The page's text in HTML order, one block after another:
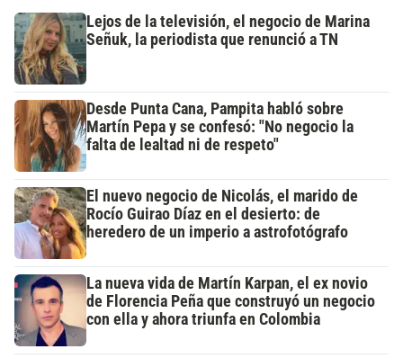
Lejos de la televisión, el negocio de Marina
Señuk, la periodista que renunció a TN
Desde Punta Cana, Pampita habló sobre
Martín Pepa y se confesó: "No negocio la
falta de lealtad ni de respeto"
El nuevo negocio de Nicolás, el marido de
Rocío Guirao Díaz en el desierto: de
heredero de un imperio a astrofotógrafo
La nueva vida de Martín Karpan, el ex novio
de Florencia Peña que construyó un negocio
con ella y ahora triunfa en Colombia